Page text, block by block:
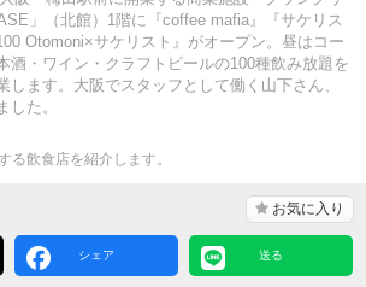
」（北館）1階に『coffee mafia』『サケリス
Otomoni×サケリスト』がオープン。昼はコー
酒・ワイン・クラフトビールの100種飲み放題を
します。大阪でスタッフとして働く山下さん、
した。
る飲食店を紹介します。
お気に入り
シェア 送る